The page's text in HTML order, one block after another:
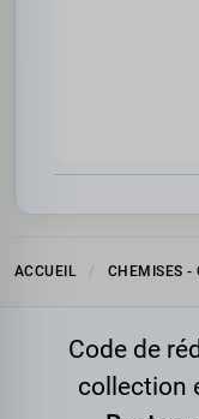
ACCUEIL CHEMISES -
Code de
collection